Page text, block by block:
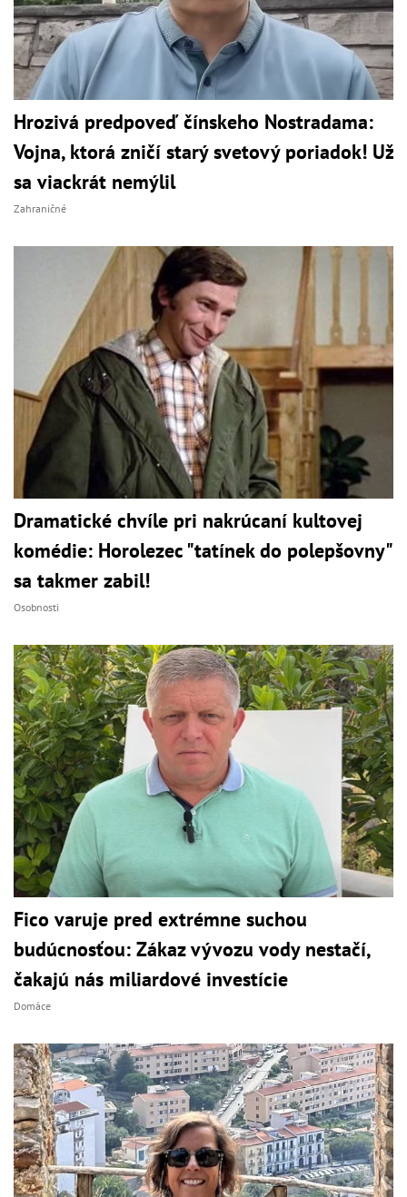
Hrozivá predpoveď čínskeho Nostradama:
Vojna, ktorá zničí starý svetový poriadok! Už
sa viackrát nemýlil
Zahraničné
Dramatické chvíle pri nakrúcaní kultovej
komédie: Horolezec "tatínek do polepšovny"
sa takmer zabil!
Osobnosti
Fico varuje pred extrémne suchou
budúcnosťou: Zákaz vývozu vody nestačí,
čakajú nás miliardové investície
Domáce